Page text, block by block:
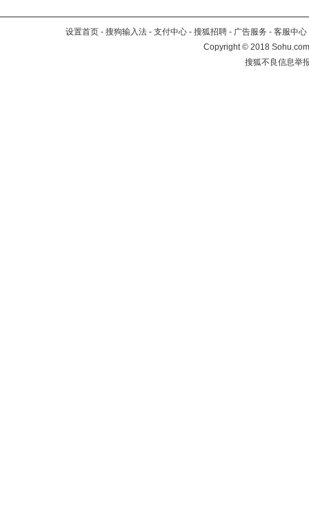
设置首页 - 搜狗输入法 - 支付中心 - 搜狐招聘 - 广告服务 - 客服中心
Copyright©2018
搜狐不良信息举